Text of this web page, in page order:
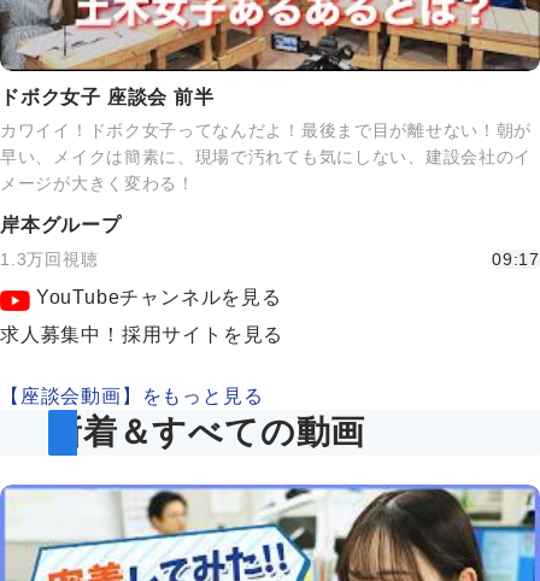
ドボク女子 座談会 前半
カワイイ！ドボク女子ってなんだよ！最後まで目が離せない！朝が
早い、メイクは簡素に、現場で汚れても気にしない、建設会社のイ
メージが大きく変わる！
岸本グループ
1.3万回視聴 09:17
YouTubeチャンネルを見る
求人募集中！採用サイトを見る
【座談会動画】をもっと見る
新着＆すべての動画